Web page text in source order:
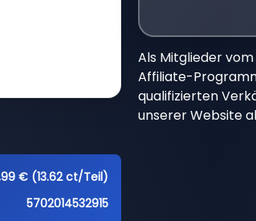
€ (13.62 ct/Teil)
5702014532915
Als Mitglieder
Affiliate-
qualifizierten
unserer Website